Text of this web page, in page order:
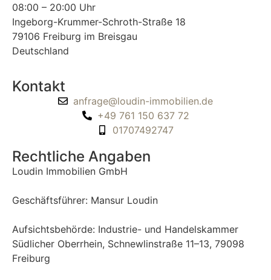
08:00 – 20:00 Uhr
Ingeborg-Krummer-Schroth-Straße 18
79106 Freiburg im Breisgau
Deutschland
Kontakt
anfrage@loudin-immobilien.de
+49 761 150 637 72
01707492747
Rechtliche Angaben
Loudin Immobilien GmbH
Geschäftsführer: Mansur Loudin
Aufsichtsbehörde: Industrie- und Handelskammer
Südlicher Oberrhein, Schnewlinstraße 11–13, 79098
Freiburg